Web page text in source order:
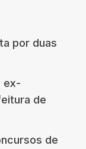
por duas
ex-
de
de